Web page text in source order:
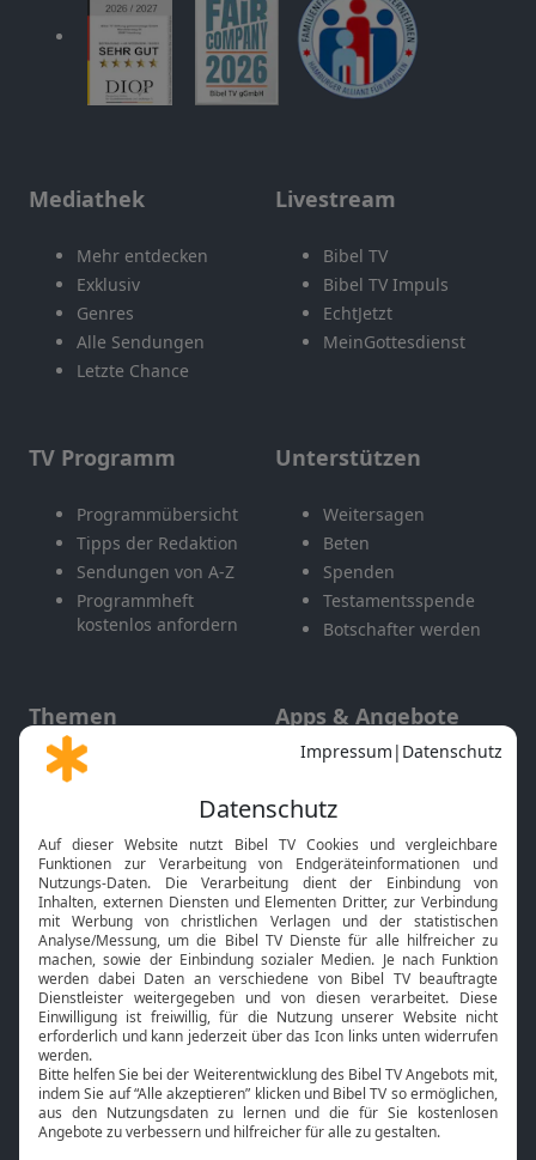
Mediathek
Mehr entdecken
Exklusiv
Genres
Alle Sendungen
Letzte Chance
Livestream
Bibel TV
Bibel TV Impuls
EchtJetzt
MeinGottesdienst
TV Programm
Programmübersicht
Tipps der Redaktion
Sendungen von A-Z
Programmheft
kostenlos anfordern
Unterstützen
Weitersagen
Beten
Spenden
Testamentsspende
Botschafter werden
Themen
Gott und Bibel erklärt
Neuigkeiten
Apps & Angebote
Mobile App
Smart TV
HbbTV
Bibelthek Online-Bibel
Nächster Gottesdienst
Bibel TV
Über uns
Jobs
Service
Kontakt
TV-Empfang